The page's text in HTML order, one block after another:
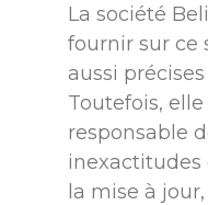
La société
fournir sur ce
aussi
Toutefois,
responsable
inexactitudes
la mise à